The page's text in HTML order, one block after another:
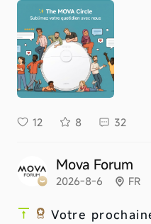
12 8 32
Mova Forum
2026-8-6 FR
Votre